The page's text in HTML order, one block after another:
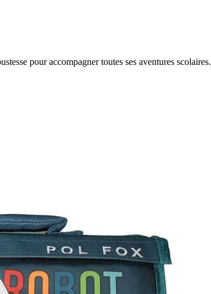
pour accompagner toutes ses aventures scolaires.